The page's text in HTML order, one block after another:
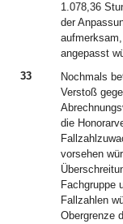
1.078,36
der
angepasst
33
Nochmals
Verstoß
die
vorsehen
Fachgruppe
Fallzahlen
Obergrenze